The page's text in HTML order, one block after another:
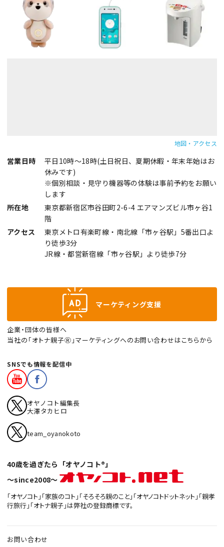
40歳を過ぎたら「オヤノコト®」
〜since2008〜
「オヤノコト」「家族のコト」「そろそろ親のこと」「オヤノコトドットネット」「親孝
行旅行」「オトナ親子」は弊社の登録商標です。
お問い合わせ
地図・アクセス
営業日時
平日10時～18時(土日祝日、夏期休暇・年末年始はお
休みです)
※個別相談・見守り機器等の体験は事前予約をお願い
します
所在地
東京都新宿区市谷田町2-6-4 エアマンズビル市ヶ谷1
階
アクセス
東京メトロ有楽町線・南北線「市ヶ谷駅」5番出口よ
り徒歩3分
JR線・都営新宿線「市ヶ谷駅」より徒歩7分
マーケティング支援
企業・団体の皆様へ
当社の「オトナ親子Ⓡ」マーケティングへのお問い合わせはこちらから
SNSでも情報を配信中
オヤノコト編集長
大澤タカヒロ
team_oyanokoto